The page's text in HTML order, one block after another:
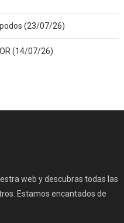
(23/07/26)
(14/07/26)
web y descubras todas las
Estamos encantados de